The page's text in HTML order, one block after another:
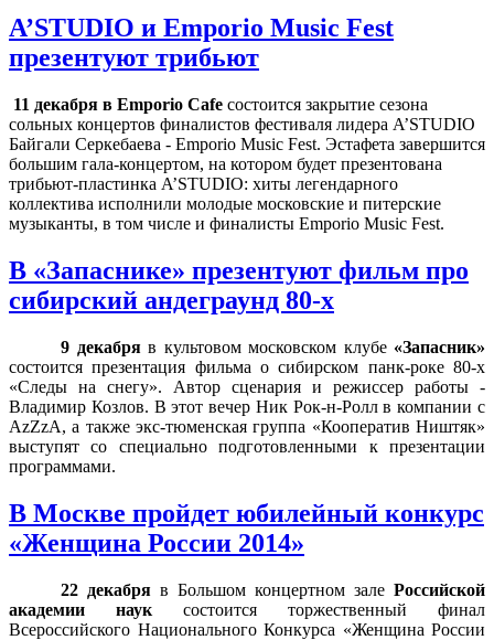
A’STUDIO и Emporio Music Fest
презентуют трибьют
11 декабря в Emporio Cafe состоится закрытие сезона
сольных концертов финалистов фестиваля лидера A’STUDIO
Байгали Серкебаева - Emporio Music Fest. Эстафета завершится
большим гала-концертом, на котором будет презентована
трибьют-пластинка A’STUDIO: хиты легендарного
коллектива исполнили молодые московские и питерские
музыканты, в том числе и финалисты Emporio Music Fest.
В «Запаснике» презентуют фильм про
сибирский андеграунд 80-х
9 декабряв культовом московском клубе «Запасник»
состоится презентация фильма о сибирском панк-роке 80-х
«Следы на снегу». Автор сценария и режиссер работы -
Владимир Козлов. В этот вечер Ник Рок-н-Ролл в компании с
AzZzA, а также экс-тюменская группа «Кооператив Ништяк»
выступят со специально подготовленными к презентации
программами.
В Москве пройдет юбилейный конкурс
«Женщина России 2014»
22 декабря в Большом концертном залеРоссийской
академии наук
состоится торжественный финал
Всероссийского Национального Конкурса «Женщина России